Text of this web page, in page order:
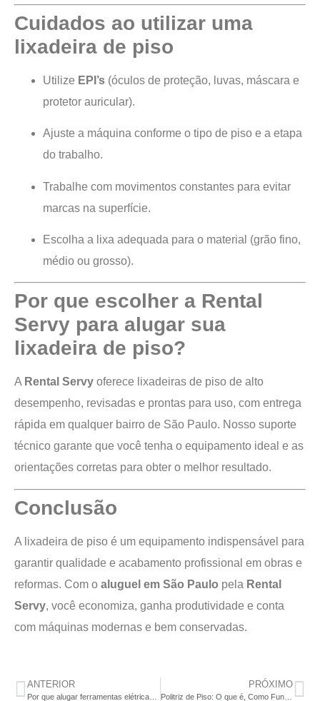
Cuidados ao utilizar uma
lixadeira de piso
Utilize EPI’s (óculos de proteção, luvas, máscara e
protetor auricular).
Ajuste a máquina conforme o tipo de piso e a etapa
do trabalho.
Trabalhe com movimentos constantes para evitar
marcas na superfície.
Escolha a lixa adequada para o material (grão fino,
médio ou grosso).
Por que escolher a Rental
Servy para alugar sua
lixadeira de piso?
A Rental Servy oferece lixadeiras de piso de alto
desempenho, revisadas e prontas para uso, com entrega
rápida em qualquer bairro de São Paulo. Nosso suporte
técnico garante que você tenha o equipamento ideal e as
orientações corretas para obter o melhor resultado.
Conclusão
A lixadeira de piso é um equipamento indispensável para
garantir qualidade e acabamento profissional em obras e
reformas. Com o aluguel em São Paulo pela Rental
Servy, você economiza, ganha produtividade e conta
com máquinas modernas e bem conservadas.
ANTERIOR PRÓXIMO
Politriz de Piso: O que é, Como Funciona e Por que Alugar em São Paulo